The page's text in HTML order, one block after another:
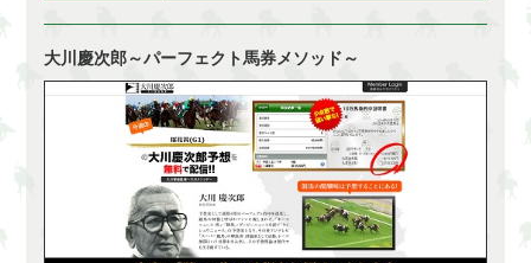
大川慶次郎～パーフェクト馬券メソッド～